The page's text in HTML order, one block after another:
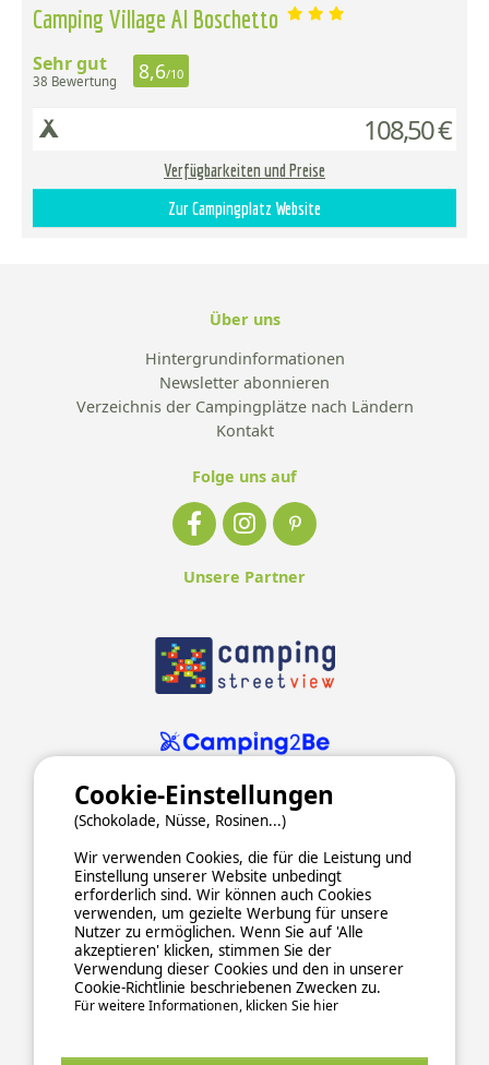
Camping Village Al Boschetto
Sehr gut
38 Bewertung 8,6/10
108,50 €
Verfügbarkeiten und Preise
Zur Campingplatz Website
Über uns
Hintergrundinformationen
Newsletter abonnieren
Verzeichnis der Campingplätze nach Ländern
Kontakt
Folge uns auf
Unsere Partner
ALLGEMEINE NUTZUNGSBEDINGUNGEN
DATENSCHUTZERKLÄRUNGCOOKIESIMPRESSUM
Sichere und zuverlässige Zahlungsabwicklung
Cookie-Einstellungen
(Schokolade, Nüsse, Rosinen...)
Wir verwenden Cookies, die für die Leistung und
Einstellung unserer Website unbedingt
erforderlich sind. Wir können auch Cookies
verwenden, um gezielte Werbung für unsere
Nutzer zu ermöglichen. Wenn Sie auf 'Alle
akzeptieren' klicken, stimmen Sie der
Verwendung dieser Cookies und den in unserer
Cookie-Richtlinie beschriebenen Zwecken zu.
Für weitere Informationen, klicken Sie hier